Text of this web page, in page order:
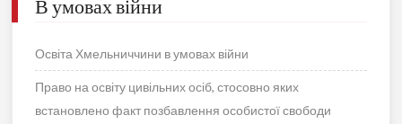
В умовах війни
Освіта Хмельниччини в умовах війни
Право на освіту цивільних осіб, стосовно яких
встановлено факт позбавлення особистої свободи